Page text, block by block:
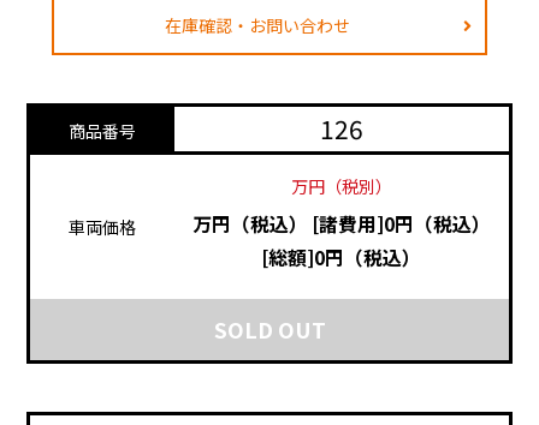
在庫確認・お問い合わせ
商品番号 126
車両価格
万円（税別）
万円（税込）
[諸費用]0円（税込）
[総額]0円（税込）
SOLD OUT